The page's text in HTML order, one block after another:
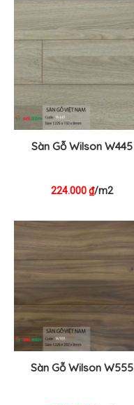
Sàn Gỗ Wilson W445
224.000₫/m2
Sàn Gỗ Wilson W555